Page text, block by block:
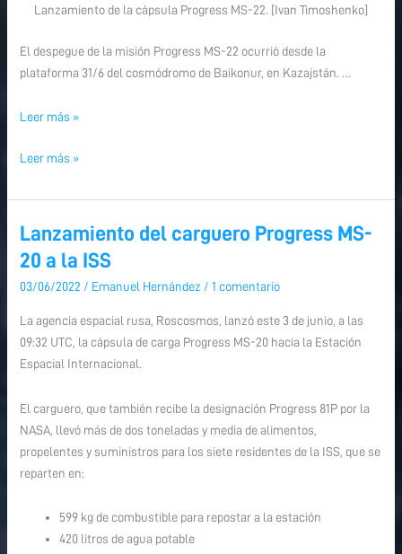
Lanzamiento de la cápsula Progress MS-22. [Ivan Timoshenko]
El despegue de la misión Progress MS-22 ocurrió desde la
plataforma 31/6 del cosmódromo de Baikonur, en Kazajstán. …
Leer más »
Leer más »
Lanzamiento del carguero Progress MS-
20 a la ISS
03/06/2022 / Emanuel Hernández /1 comentario
La agencia espacial rusa, Roscosmos, lanzó este 3 de junio, a las
09:32 UTC, la cápsula de carga Progress MS-20 hacia la Estación
Espacial Internacional.
El carguero, que también recibe la designación Progress 81P por la
NASA, llevó más de dos toneladas y media de alimentos,
propelentes y suministros para los siete residentes de la ISS, que se
reparten en:
599 kg de combustible para repostar a la estación
420 litros de agua potable
Lanzamiento
del
carguero
Progress
MS-
20
a
ISS
Lanzamiento
del
carguero
Progress
MS-
20
a
ISS